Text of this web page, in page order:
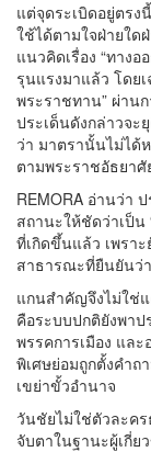
แต่จุดระเบิดอยู่ตร
ใช้ได้ตามใจฝ่ายใด
แนวคิดเรื่อง “ทางอ
รุนแรงมาแล้ว โดย
พระราชทาน” ผ่าน
ประเด็นดังกล่าวจะ
ว่า มาตรานั้นไม่ได้
ตามพระราชอัธยาศั
REMORA อ่านว่า
สถานะให้ชัดว่าเป็น
ที่เกิดขึ้นแล้ว เพรา
สาธารณะที่ยืนยันว่า
แกนสำคัญจึงไม่ใช่แ
คือระบบปกติยังพาป
พรรคการเมือง แล
พิเศษย่อมถูกตั้งคำถ
เขย่าขั้วอำนาจ
วันชัยไม่ใช่ตัวละคร
จับตาในฐานะผู้เกี่